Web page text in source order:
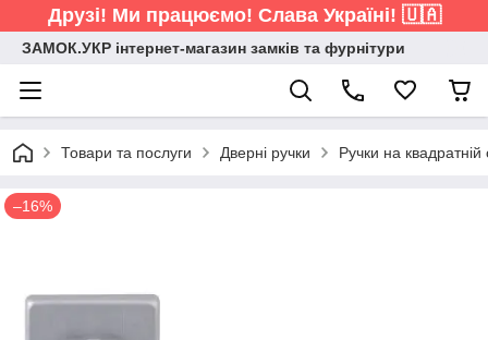
Друзі! Ми працюємо! Слава Україні! 🇺🇦
ЗАМОК.УКР інтернет-магазин замків та фурнітури
Товари та послуги Дверні ручки Ручки на квадратній
–16%